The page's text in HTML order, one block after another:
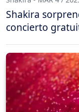
Shakira
concierto